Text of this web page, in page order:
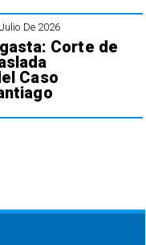
De 2026
Corte de
Caso